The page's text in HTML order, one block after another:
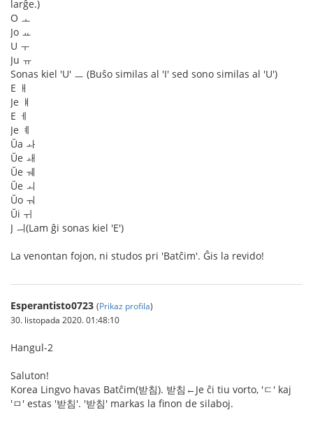
larĝe.)
O ㅗ
Jo ㅛ
U ㅜ
Ju ㅠ
Sonas kiel 'U' ㅡ (Buŝo similas al 'I' sed sono similas al 'U')
E ㅐ
Je ㅒ
E ㅔ
Je ㅖ
Ŭa ㅘ
Ŭe ㅙ
Ŭe ㅞ
Ŭe ㅚ
Ŭo ㅝ
Ŭi ㅟ
J ㅢ(Lam ĝi sonas kiel 'E')
La venontan fojon, ni studos pri 'Batĉim'. Ĝis la revido!
Esperantisto0723 (Prikaz profila)
30. listopada 2020. 01:48:10
Hangul-2
Saluton!
Korea Lingvo havas Batĉim(받침). 받침←Je ĉi tiu vorto, 'ㄷ' kaj
'ㅁ' estas '받침'. '받침' markas la finon de silaboj.